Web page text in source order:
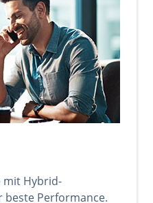
mit Hybrid-
beste Performance.